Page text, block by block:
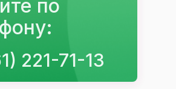
по
221-71-13